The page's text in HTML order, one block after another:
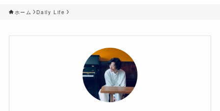
ホーム Daily Life